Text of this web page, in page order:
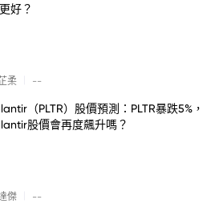
好？
柔 --
（PLTR）股價預測：PLTR暴跌5%，
股價會再度飆升嗎？
傑 --